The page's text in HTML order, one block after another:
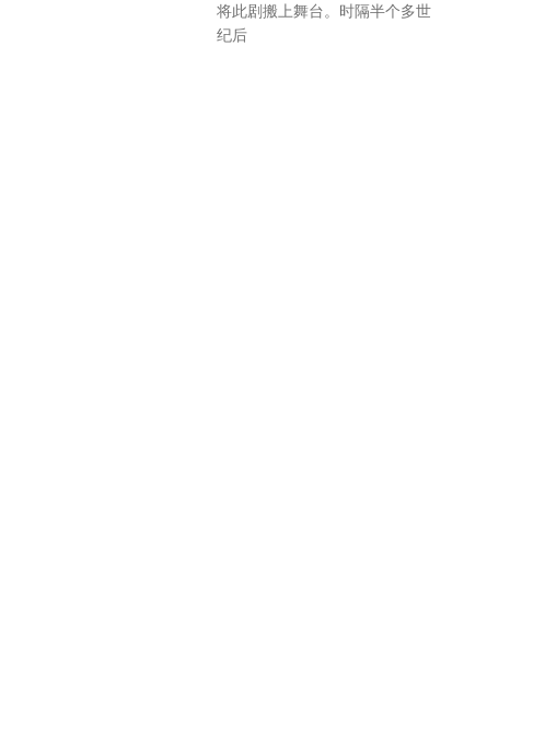
将此剧搬上舞台。时隔半个多世
纪后